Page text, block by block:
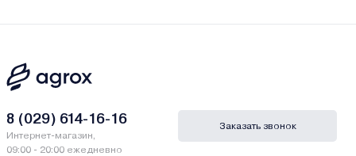
8 (029) 614-16-16
Интернет-магазин,
09:00 - 20:00 ежедневно
Заказать звонок